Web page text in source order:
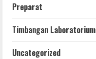
Preparat
Timbangan Laboratorium
Uncategorized